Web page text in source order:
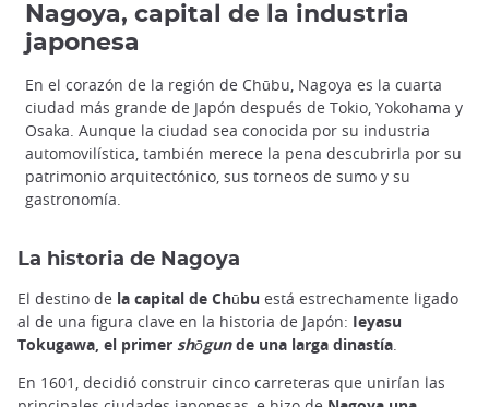
Nagoya, capital de la industria
japonesa
En el corazón de la región de Chūbu, Nagoya es la cuarta
ciudad más grande de Japón después de Tokio, Yokohama y
Osaka. Aunque la ciudad sea conocida por su industria
automovilística, también merece la pena descubrirla por su
patrimonio arquitectónico, sus torneos de sumo y su
gastronomía.
La historia de Nagoya
El destino de la capital de Chūbu está estrechamente ligado
al de una figura clave en la historia de Japón: Ieyasu
Tokugawa, el primer shōgunde una larga dinastía
En 1601, decidió construir cinco carreteras que unirían las